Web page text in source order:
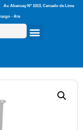
Av. Abancay Nº 1013, Cercado de Lima
- Ate